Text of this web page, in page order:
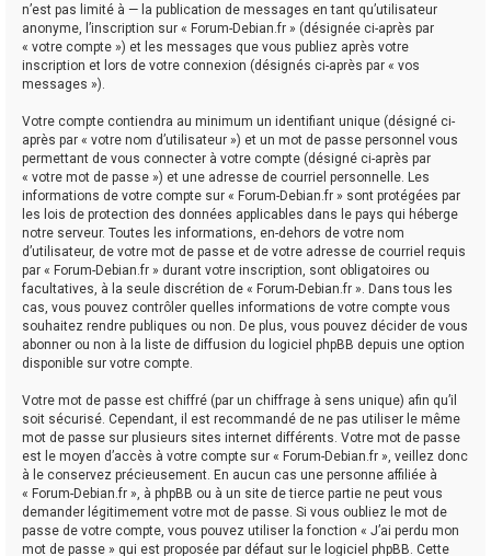
n’est pas limité à — la publication de messages en tant qu’utilisateur
anonyme, l’inscription sur « Forum-Debian.fr » (désignée ci-après par
« votre compte ») et les messages que vous publiez après votre
inscription et lors de votre connexion (désignés ci-après par « vos
messages »).
Votre compte contiendra au minimum un identifiant unique (désigné ci-
après par « votre nom d’utilisateur ») et un mot de passe personnel vous
permettant de vous connecter à votre compte (désigné ci-après par
« votre mot de passe ») et une adresse de courriel personnelle. Les
informations de votre compte sur « Forum-Debian.fr » sont protégées par
les lois de protection des données applicables dans le pays qui héberge
notre serveur. Toutes les informations, en-dehors de votre nom
d’utilisateur, de votre mot de passe et de votre adresse de courriel requis
par « Forum-Debian.fr » durant votre inscription, sont obligatoires ou
facultatives, à la seule discrétion de « Forum-Debian.fr ». Dans tous les
cas, vous pouvez contrôler quelles informations de votre compte vous
souhaitez rendre publiques ou non. De plus, vous pouvez décider de vous
abonner ou non à la liste de diffusion du logiciel phpBB depuis une option
disponible sur votre compte.
Votre mot de passe est chiffré (par un chiffrage à sens unique) afin qu’il
soit sécurisé. Cependant, il est recommandé de ne pas utiliser le même
mot de passe sur plusieurs sites internet différents. Votre mot de passe
est le moyen d’accès à votre compte sur « Forum-Debian.fr », veillez donc
à le conservez précieusement. En aucun cas une personne affiliée à
« Forum-Debian.fr », à phpBB ou à un site de tierce partie ne peut vous
demander légitimement votre mot de passe. Si vous oubliez le mot de
passe de votre compte, vous pouvez utiliser la fonction « J’ai perdu mon
mot de passe » qui est proposée par défaut sur le logiciel phpBB. Cette